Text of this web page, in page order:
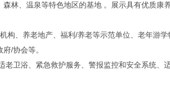
林、温泉等特色地区的基地 。展示具有优质康
构、养老地产、福利/养老等示范单位、老年游
/协会等。
老卫浴、紧急救护服务、警报监控和安全系统、